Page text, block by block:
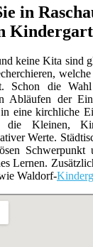
in
keine Kita sind
Schon die Wahl
Abläufen der
eine kirchliche
die Kleinen,
Werte.
Lernen.
Waldorf-